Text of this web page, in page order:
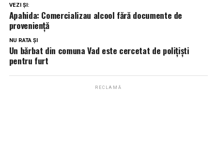
VEZI ȘI:
Apahida: Comercializau alcool fără documente de
proveniență
NU RATA ȘI
Un bărbat din comuna Vad este cercetat de polițiști
pentru furt
RECLAMĂ